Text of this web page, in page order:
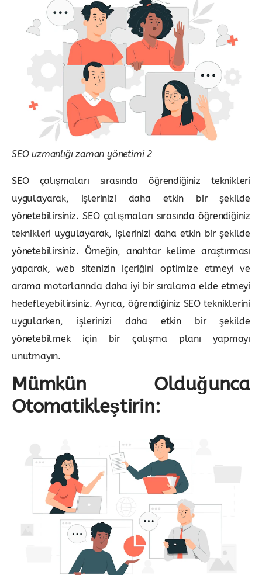
SEO uzmanlığı zaman yönetimi 2
SEO çalışmaları sırasında öğrendiğiniz teknikleri
uygulayarak, işlerinizi daha etkin bir şekilde
yönetebilirsiniz. SEO çalışmaları sırasında öğrendiğiniz
teknikleri uygulayarak, işlerinizi daha etkin bir şekilde
yönetebilirsiniz. Örneğin, anahtar kelime araştırması
yaparak, web sitenizin içeriğini optimize etmeyi ve
arama motorlarında daha iyi bir sıralama elde etmeyi
hedefleyebilirsiniz. Ayrıca, öğrendiğiniz SEO tekniklerini
uygularken, işlerinizi daha etkin bir şekilde
yönetebilmek için bir çalışma planı yapmayı
unutmayın.
Mümkün Olduğunca
Otomatikleştirin: